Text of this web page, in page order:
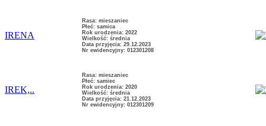
IRENA
Rasa: mieszaniec
Płeć: samica
Rok urodzenia: 2022
Wielkość: średnia
Data przyjęcia: 29.12.2023
Nr ewidencyjny: 012301208
IREK,..
Rasa: mieszaniec
Płeć: samiec
Rok urodzenia: 2020
Wielkość: średnia
Data przyjęcia: 21.12.2023
Nr ewidencyjny: 012301209